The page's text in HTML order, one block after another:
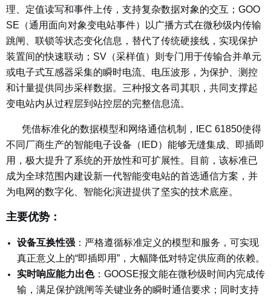
理、定值读写和事件上传，支持复杂数据对象的交互；GOO
SE（通用面向对象变电站事件）以广播方式在微秒级内传输
跳闸、联锁等状态变化信息，替代了传统硬接线，实现保护
装置间的快速联动；SV（采样值）则专门用于传输合并单元
或电子式互感器采集的瞬时电流、电压波形，为保护、测控
和计量提供同步采样数据。三种报文各司其职，共同支撑起
变电站内从过程层到站控层的完整信息流。
凭借标准化的数据模型和网络通信机制，IEC 61850使得
不同厂商生产的智能电子设备（IED）能够无缝集成、即插即
用，极大提升了系统的开放性和可扩展性。目前，该标准已
成为全球范围内建设新一代智能变电站的首选通信方案，并
为电网的数字化、智能化演进提供了坚实的技术底座。
主要优势：
设备互换性强 ：严格遵循标准定义的模型和服务，可实现
真正意义上的“即插即用”，大幅降低对特定供应商的依赖。
实时响应能力出色：GOOSE报文能在微秒级时间内完成传
输，满足保护跳闸等关键业务的瞬时通信要求；同时支持